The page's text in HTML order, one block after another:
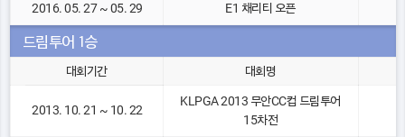
2016. 05. 27 ~ 05. 29 E1 채리티 오픈
드림투어 1승
대회기간 대회명
2013. 10. 21 ~ 10. 22
KLPGA 2013 무안CC컵 드림투어
15차전